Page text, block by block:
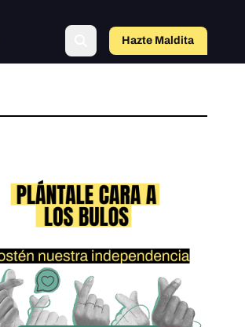
Hazte Maldita